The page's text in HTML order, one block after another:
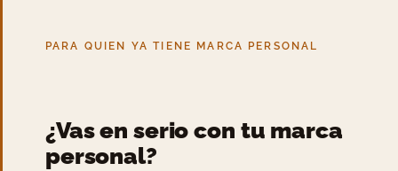
PARA QUIEN YA TIENE MARCA PERSONAL
¿Vas en serio con tu marca
personal?